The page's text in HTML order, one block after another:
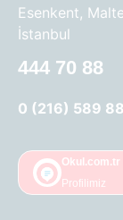
Esenkent,
İstanbul
444 70 88
0 (216) 589
Okul.com.tr
Profilimiz